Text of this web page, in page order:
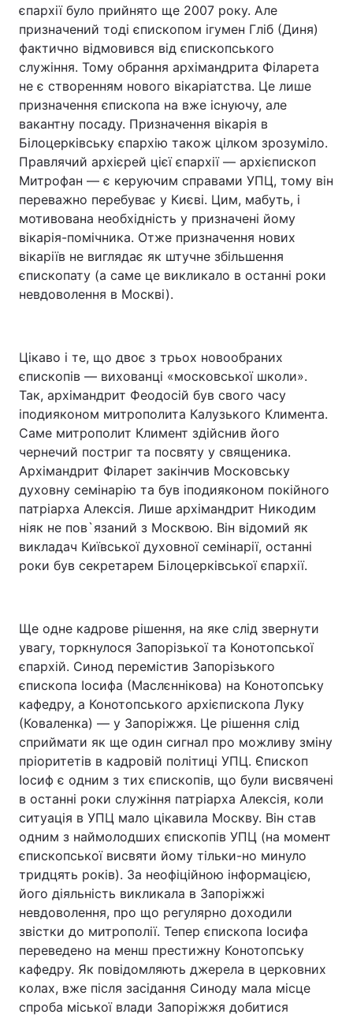
єпархії було прийнято ще 2007 року. Але
призначений тоді єпископом ігумен Гліб (Диня)
фактично відмовився від єпископського
служіння. Тому обрання архімандрита Філарета
не є створенням нового вікаріатства. Це лише
призначення єпископа на вже існуючу, але
вакантну посаду. Призначення вікарія в
Білоцерківську єпархію також цілком зрозуміло.
Правлячий архієрей цієї єпархії — архієпископ
Митрофан — є керуючим справами УПЦ, тому він
переважно перебуває у Києві. Цим, мабуть, і
мотивована необхідність у призначені йому
вікарія-помічника. Отже призначення нових
вікаріїв не виглядає як штучне збільшення
єпископату (а саме це викликало в останні роки
невдоволення в Москві).
Цікаво і те, що двоє з трьох новообраних
єпископів — вихованці «московської школи».
Так, архімандрит Феодосій був свого часу
іподияконом митрополита Калузького Климента.
Саме митрополит Климент здійснив його
чернечий постриг та посвяту у священика.
Архімандрит Філарет закінчив Московську
духовну семінарію та був іподияконом покійного
патріарха Алексія. Лише архімандрит Никодим
ніяк не пов`язаний з Москвою. Він відомий як
викладач Київської духовної семінарії, останні
роки був секретарем Білоцерківської єпархії.
Ще одне кадрове рішення, на яке слід звернути
увагу, торкнулося Запорізької та Конотопської
єпархій. Синод перемістив Запорізького
єпископа Іосифа (Маслєннікова) на Конотопську
кафедру, а Конотопського архієпископа Луку
(Коваленка) — у Запоріжжя. Це рішення слід
сприймати як ще один сигнал про можливу зміну
пріоритетів в кадровій політиці УПЦ. Єпископ
Іосиф є одним з тих єпископів, що були висвячені
в останні роки служіння патріарха Алексія, коли
ситуація в УПЦ мало цікавила Москву. Він став
одним з наймолодших єпископів УПЦ (на момент
єпископської висвяти йому тільки-но минуло
тридцять років). За неофіційною інформацією,
його діяльність викликала в Запоріжжі
невдоволення, про що регулярно доходили
звістки до митрополії. Тепер єпископа Іосифа
переведено на менш престижну Конотопську
кафедру. Як повідомляють джерела в церковних
колах, вже після засідання Синоду мала місце
спроба міської влади Запоріжжя добитися